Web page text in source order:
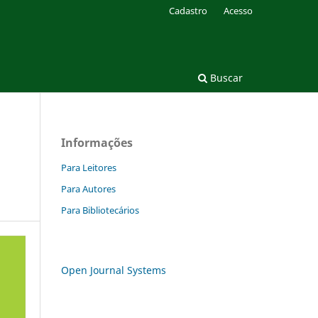
Buscar
Cadastro Acesso
Informações
Para Leitores
Para Autores
Para Bibliotecários
Open Journal Systems